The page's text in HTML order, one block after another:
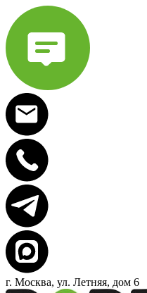
г. Москва, ул. Летняя, дом 6